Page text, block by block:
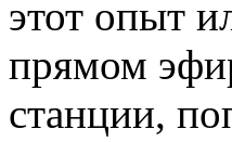
этот опыт
прямом
станции,